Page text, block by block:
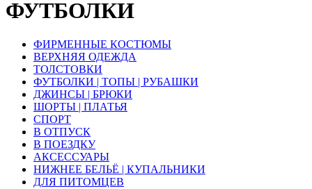
ФУТБОЛКИ
ФИРМЕННЫЕ КОСТЮМЫ
ВЕРХНЯЯ ОДЕЖДА
ТОЛСТОВКИ
ФУТБОЛКИ | ТОПЫ | РУБАШКИ
ДЖИНСЫ | БРЮКИ
ШОРТЫ | ПЛАТЬЯ
СПОРТ
В ОТПУСК
В ПОЕЗДКУ
АКСЕССУАРЫ
НИЖНЕЕ БЕЛЬЁ | КУПАЛЬНИКИ
ДЛЯ ПИТОМЦЕВ